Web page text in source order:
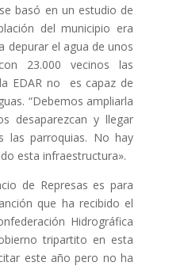
basó en un estudio de
del municipio era
depurar el agua de unos
23.000 vecinos las
EDAR no es capaz de
“Debemos ampliarla
desaparezcan y llegar
las parroquias. No hay
esta infraestructura».
de Represas es para
que ha recibido el
Hidrográfica
tripartito en esta
este año pero no ha